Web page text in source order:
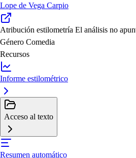
Lope de Vega Carpio
Atribución estilometría El análisis no
Género Comedia
Recursos
Informe estilométrico
Acceso al texto
Resumen automático